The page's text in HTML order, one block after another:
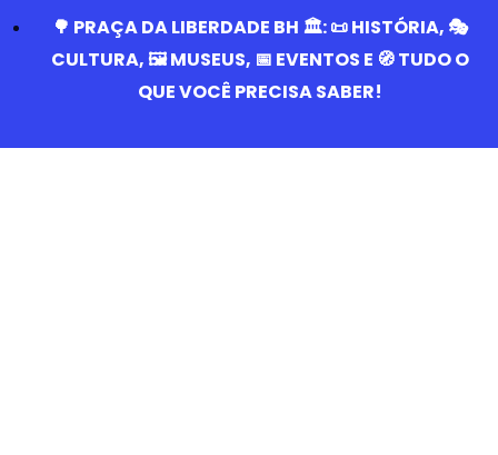
🌳 PRAÇA DA LIBERDADE BH 🏛️: 📜 HISTÓRIA, 🎭
CULTURA, 🖼️ MUSEUS, 📅 EVENTOS E 🧭 TUDO O
QUE VOCÊ PRECISA SABER!